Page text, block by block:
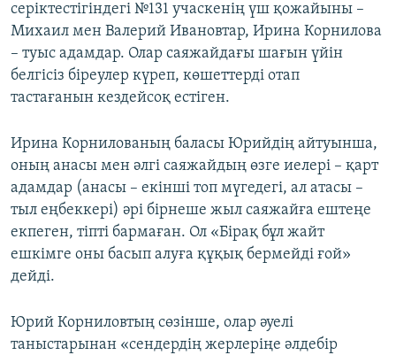
серіктестігіндегі №131 учаскенің үш қожайыны –
Михаил мен Валерий Ивановтар, Ирина Корнилова
– туыс адамдар. Олар саяжайдағы шағын үйін
белгісіз біреулер күреп, көшеттерді отап
тастағанын кездейсоқ естіген.
Ирина Корнилованың баласы Юрийдің айтуынша,
оның анасы мен әлгі саяжайдың өзге иелері – қарт
адамдар (анасы – екінші топ мүгедегі, ал атасы –
тыл еңбеккері) әрі бірнеше жыл саяжайға ештеңе
екпеген, тіпті бармаған. Ол «Бірақ бұл жайт
ешкімге оны басып алуға құқық бермейді ғой»
дейді.
Юрий Корниловтың сөзінше, олар әуелі
таныстарынан «сендердің жерлеріңе әлдебір